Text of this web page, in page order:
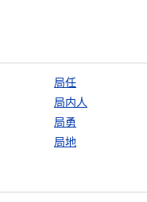
局任
局内人
局勇
局地